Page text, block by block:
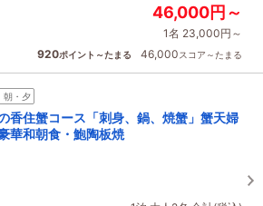
46,000円～
1名 23,000円～
920ポイント～たまる 46,000スコア～たまる
朝・夕
香住蟹コース「刺身、鍋、焼蟹」蟹天婦
和朝食・鮑陶板焼